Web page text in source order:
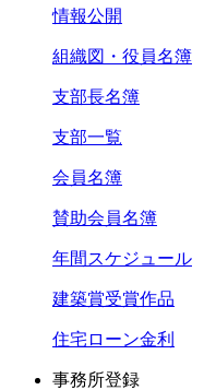
情報公開
組織図・役員名簿
支部長名簿
支部一覧
会員名簿
賛助会員名簿
年間スケジュール
建築賞受賞作品
住宅ローン金利
事務所登録